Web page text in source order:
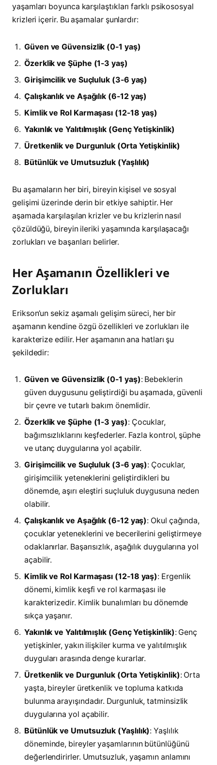
yaşamları boyunca karşılaştıkları farklı psikososyal
krizleri içerir. Bu aşamalar şunlardır:
Güven ve Güvensizlik (0-1 yaş)
Özerklik ve Şüphe (1-3 yaş)
Girişimcilik ve Suçluluk (3-6 yaş)
Çalışkanlık ve Aşağılık (6-12 yaş)
Kimlik ve Rol Karmaşası (12-18 yaş)
Yakınlık ve Yalıtılmışlık (Genç Yetişkinlik)
Üretkenlik ve Durgunluk (Orta Yetişkinlik)
Bütünlük ve Umutsuzluk (Yaşlılık)
Bu aşamaların her biri, bireyin kişisel ve sosyal
gelişimi üzerinde derin bir etkiye sahiptir. Her
aşamada karşılaşılan krizler ve bu krizlerin nasıl
çözüldüğü, bireyin ileriki yaşamında karşılaşacağı
zorlukları ve başarıları belirler.
Her Aşamanın Özellikleri ve
Zorlukları
Erikson’un sekiz aşamalı gelişim süreci, her bir
aşamanın kendine özgü özellikleri ve zorlukları ile
karakterize edilir. Her aşamanın ana hatları şu
şekildedir:
Güven ve Güvensizlik (0-1 yaş): Bebeklerin
güven duygusunu geliştirdiği bu aşamada, güvenli
bir çevre ve tutarlı bakım önemlidir.
Özerklik ve Şüphe (1-3 yaş): Çocuklar,
bağımsızlıklarını keşfederler. Fazla kontrol, şüphe
ve utanç duygularına yol açabilir.
Girişimcilik ve Suçluluk (3-6 yaş): Çocuklar,
girişimcilik yeteneklerini geliştirdikleri bu
dönemde, aşırı eleştiri suçluluk duygusuna neden
olabilir.
Çalışkanlık ve Aşağılık (6-12 yaş): Okul çağında,
çocuklar yeteneklerini ve becerilerini geliştirmeye
odaklanırlar. Başarısızlık, aşağılık duygularına yol
açabilir.
Kimlik ve Rol Karmaşası (12-18 yaş): Ergenlik
dönemi, kimlik keşfi ve rol karmaşası ile
karakterizedir. Kimlik bunalımları bu dönemde
sıkça yaşanır.
Yakınlık ve Yalıtılmışlık (Genç Yetişkinlik): Genç
yetişkinler, yakın ilişkiler kurma ve yalıtılmışlık
duyguları arasında denge kurarlar.
Üretkenlik ve Durgunluk (Orta Yetişkinlik): Orta
yaşta, bireyler üretkenlik ve topluma katkıda
bulunma arayışındadır. Durgunluk, tatminsizlik
duygularına yol açabilir.
Bütünlük ve Umutsuzluk (Yaşlılık): Yaşlılık
döneminde, bireyler yaşamlarının bütünlüğünü
değerlendirirler. Umutsuzluk, yaşamın anlamını